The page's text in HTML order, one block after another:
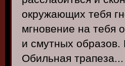
окружающих тебя
мгновение на тебя
и смутных
Обильная